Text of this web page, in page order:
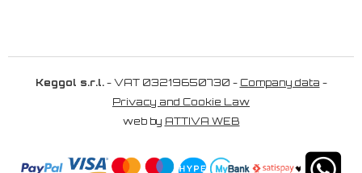
Keggol s.r.l.- VAT 03219650730 - Company data -
Privacy and Cookie Law
web by ATTIVA WEB